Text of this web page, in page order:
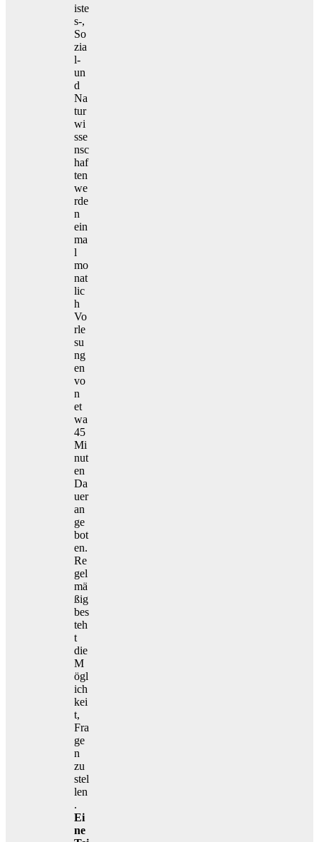
iste
s-,
So
zia
l-
un
d
Na
tur
wi
sse
nsc
haf
ten
we
rde
n
ein
ma
l
mo
nat
lic
h
Vo
rle
su
ng
en
vo
n
et
wa
45
Mi
nut
en
Da
uer
an
ge
bot
en.
Re
gel
mä
ßig
bes
teh
t
die
M
ögl
ich
kei
t,
Fra
ge
n
zu
stel
len
.
Ei
ne